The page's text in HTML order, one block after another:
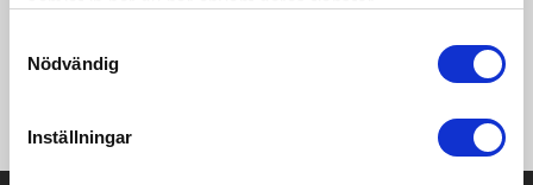
Nödvändig
Inställningar
ribbstickad mudd för en tight passform runt handleden,
Vadderad handske med fleecefoder • Vindtät ovandel •
Ribbstickad mudd • Silikonprint i innerhanden • Reflekterande